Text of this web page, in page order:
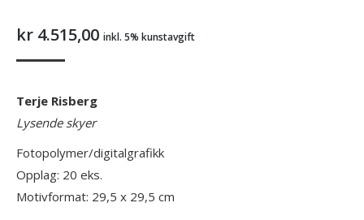
kr 4.515,00 inkl. 5% kunstavgift
Terje Risberg
Lysende skyer
Fotopolymer/digitalgrafikk
Opplag: 20 eks.
Motivformat: 29,5 x 29,5 cm